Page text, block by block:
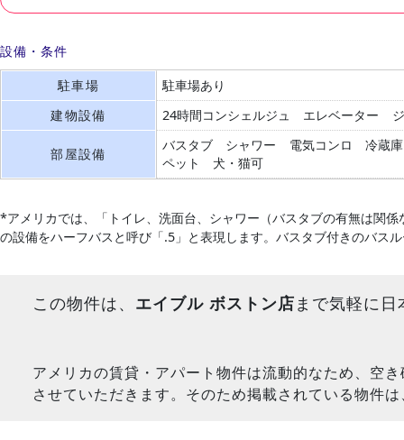
設備・条件
駐車場
駐車場あり
建物設備
24時間コンシェルジュ エレベーター
部屋設備
バスタブ シャワー 電気コンロ
冷蔵庫
ペット 犬・猫可
*アメリカでは、「トイレ、洗面台、シャワー（バスタブの有無は関
の設備をハーフバスと呼び「.5」と表現します。バスタブ付きのバス
この物件は、 エイブル ボストン店 まで気軽に
アメリカの賃貸・アパート物件は流動的なため、空
させていただきます。そのため掲載されている物件